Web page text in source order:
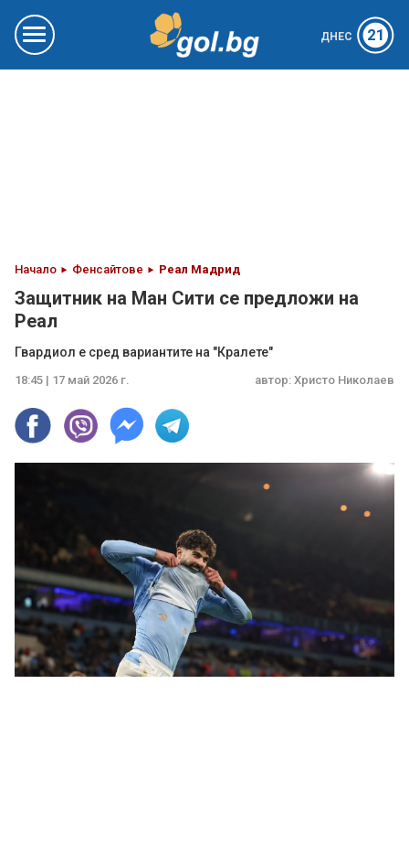
ДНЕС 21
Начало Фенсайтове Реал Мадрид
Защитник на Ман Сити се предложи на
Реал
Гвардиол е сред вариантите на "Кралете"
18:45 | 17 май 2026 г. автор: Христо Николаев